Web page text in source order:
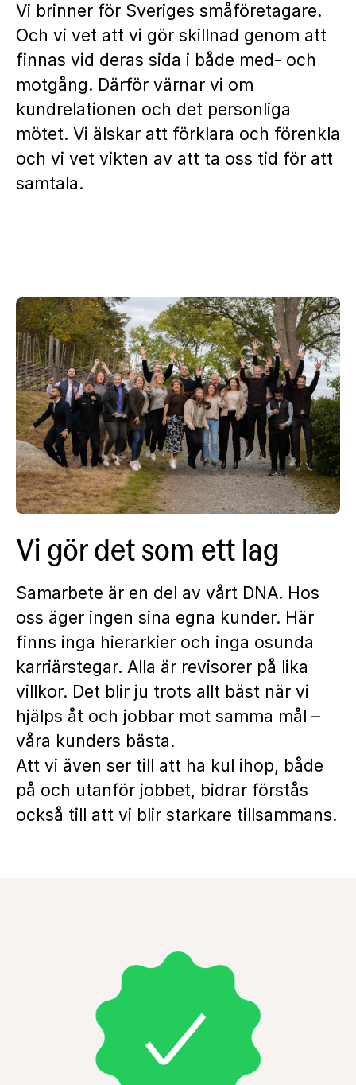
Vi brinner för Sveriges småföretagare.
Och vi vet att vi gör skillnad genom att
finnas vid deras sida i både med- och
motgång. Därför värnar vi om
kundrelationen och det personliga
mötet. Vi älskar att förklara och förenkla
och vi vet vikten av att ta oss tid för att
samtala.
Vi gör det som ett lag
Samarbete är en del av vårt DNA. Hos
oss äger ingen sina egna kunder. Här
finns inga hierarkier och inga osunda
karriärstegar. Alla är revisorer på lika
villkor. Det blir ju trots allt bäst när vi
hjälps åt och jobbar mot samma mål –
våra kunders bästa.
Att vi även ser till att ha kul ihop, både
på och utanför jobbet, bidrar förstås
också till att vi blir starkare tillsammans.